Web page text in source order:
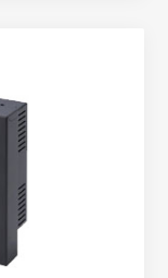
werden.